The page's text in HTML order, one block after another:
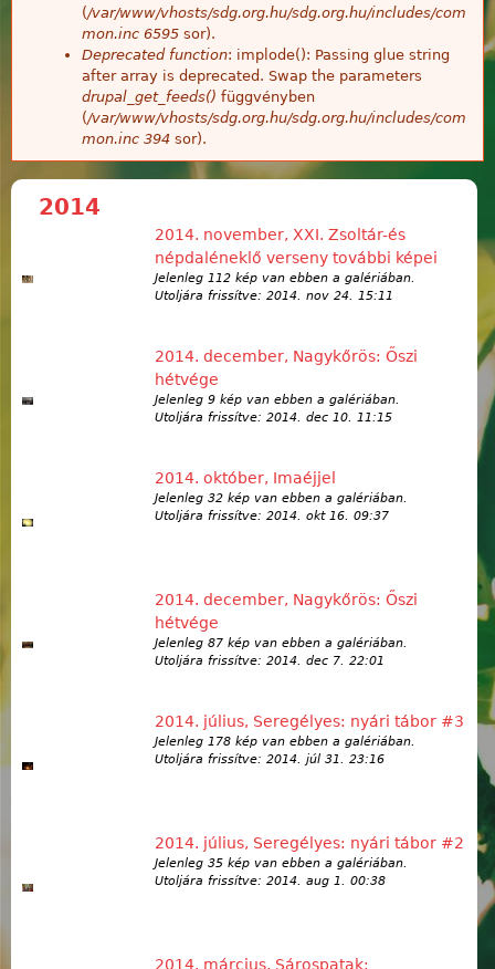
(/var/www/vhosts/sdg.org.hu/sdg.org.hu/includes/com
mon.inc 6595 sor).
Deprecated function: implode(): Passing glue string
after array is deprecated. Swap the parameters
drupal_get_feeds() függvényben
(/var/www/vhosts/sdg.org.hu/sdg.org.hu/includes/com
mon.inc 394 sor).
2014
2014. november, XXI. Zsoltár-és
népdaléneklő verseny további képei
Jelenleg 112 kép van ebben a galériában.
Utoljára frissítve: 2014. nov 24. 15:11
2014. december, Nagykőrös: Őszi
hétvége
Jelenleg 9 kép van ebben a galériában.
Utoljára frissítve: 2014. dec 10. 11:15
2014. október, Imaéjjel
Jelenleg 32 kép van ebben a galériában.
Utoljára frissítve: 2014. okt 16. 09:37
2014. december, Nagykőrös: Őszi
hétvége
Jelenleg 87 kép van ebben a galériában.
Utoljára frissítve: 2014. dec 7. 22:01
2014. július, Seregélyes: nyári tábor #3
Jelenleg 178 kép van ebben a galériában.
Utoljára frissítve: 2014. júl 31. 23:16
2014. július, Seregélyes: nyári tábor #2
Jelenleg 35 kép van ebben a galériában.
Utoljára frissítve: 2014. aug 1. 00:38
2014. március, Sárospatak: